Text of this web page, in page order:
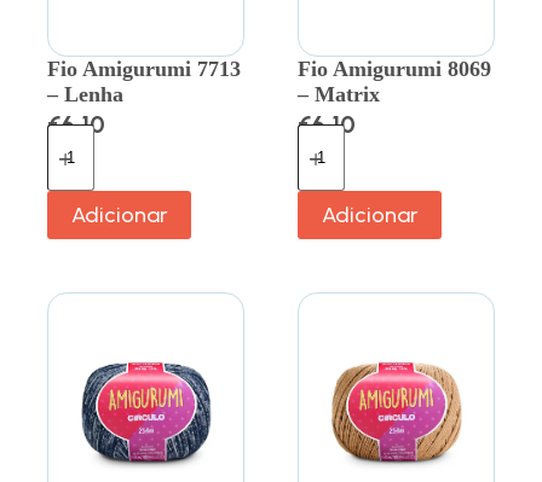
Fio Amigurumi 7713
– Lenha
€6.10
Adicionar
Fio Amigurumi 8069
– Matrix
€6.10
Adicionar